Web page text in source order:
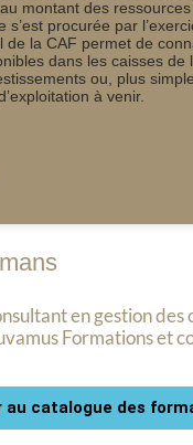
montant des
s’est procurée par
de la CAF permet de
dans les caisses de
ou, plus
à venir.
en gestion des
Formations et
au catalogue des